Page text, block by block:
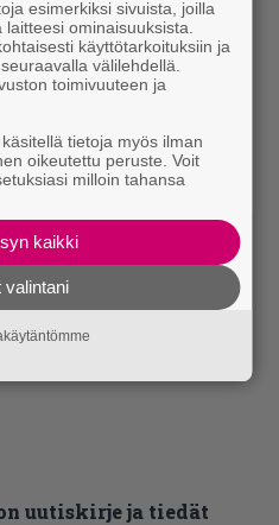
uutiskirje ja tiedät
esimerkiksi sivuista, joilla
ominaisuuksista.
käyttötarkoituksiin ja
välilehdellä.
toimivuuteen ja
tietoja myös ilman
oikeutettu peruste. Voit
milloin tahansa
kaikki
valintani